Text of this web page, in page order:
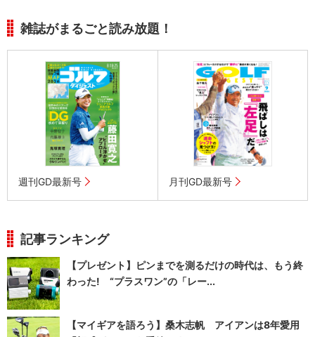
雑誌がまるごと読み放題！
週刊GD最新号 月刊GD最新号
記事ランキング
【プレゼント】ピンまでを測るだけの時代は、もう終
わった! “プラスワン”の「レー...
【マイギアを語ろう】桑木志帆 アイアンは8年愛用